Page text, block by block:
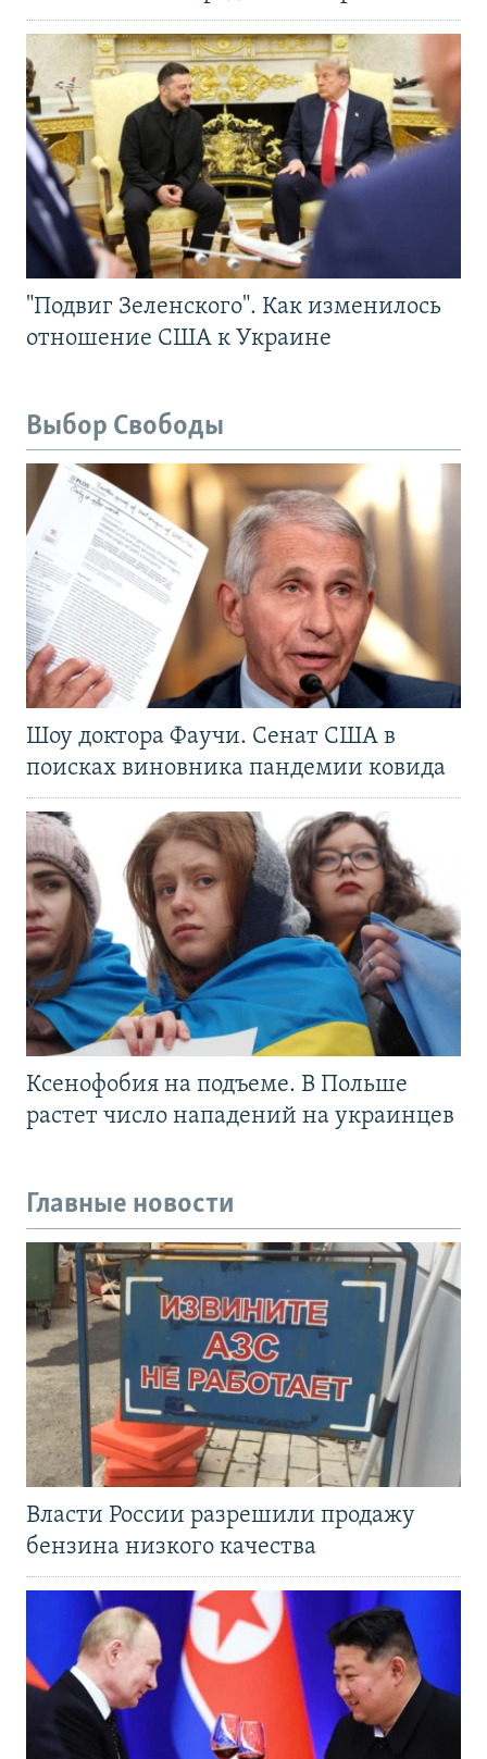
"Подвиг Зеленского". Как изменилось
отношение США к Украине
Выбор Свободы
Шоу доктора Фаучи. Сенат США в
поисках виновника пандемии ковида
Ксенофобия на подъеме. В Польше
растет число нападений на украинцев
Главные новости
Власти России разрешили продажу
бензина низкого качества